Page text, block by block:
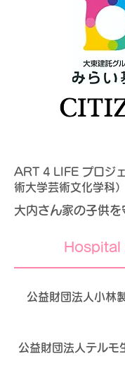
ART 4 LIFE プロジ
術大学芸術文化学科）
大内さん家の子供を
公益財団法人小林
公益財団法人テルモ